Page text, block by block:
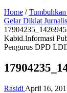
Home /
Gelar Diklat
Kabid.Informasi
Pengurus DPD
Rasidi April 16,